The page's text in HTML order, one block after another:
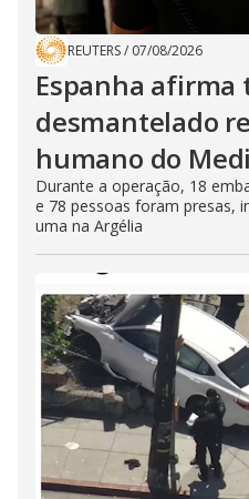
REUTERS/ 07/08/2026
Espanha afirma
desmantelado
humano do
Durante a operação, 18
e 78 pessoas foram presas,
uma na Argélia